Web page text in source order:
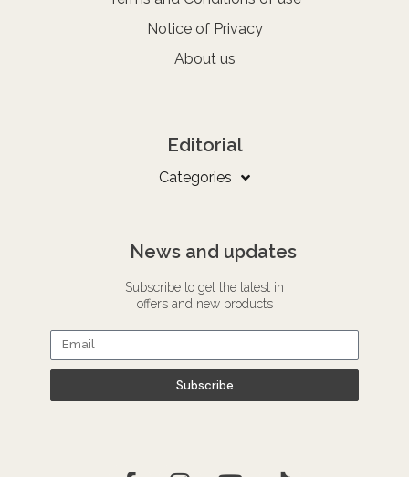
Notice of Privacy
About us
Editorial
Categories
News and updates
Subscribe to get the latest in
offers and new products
Subscribe